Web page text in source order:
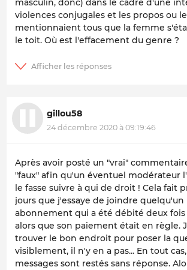
masculin, donc) dans le cadre d'une
violences conjugales et les propos ou
mentionnaient tous que la femme
le toit. Où est l'effacement du genre ?
gillou58
24 décembre 2020 à 09:19:46
Après avoir posté un "vrai"
"faux" afin qu'un éventuel modérateur
le fasse suivre à qui de droit ! Cela fait
jours que j'essaye de joindre
abonnement qui a été débité deux
alors que son paiement était en règle.
trouver le bon endroit pour poser la
visiblement, il n'y en a pas... En tout
messages sont restés sans réponse.